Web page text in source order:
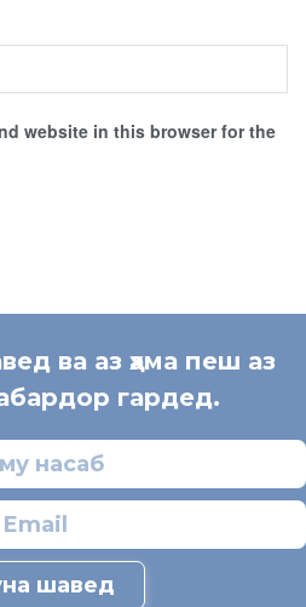
website in this browser for the
ва аз ҳама пеш аз
гардед.
шавед